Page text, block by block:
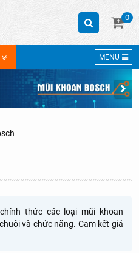
0
MENU
thức các loại mũi khoan
và chức năng. Cam kết giá